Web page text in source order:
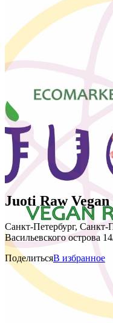
Juoti Raw
Санкт-Петербург, Санкт-
Васильевского острова
ПоделитьсяВ избранное